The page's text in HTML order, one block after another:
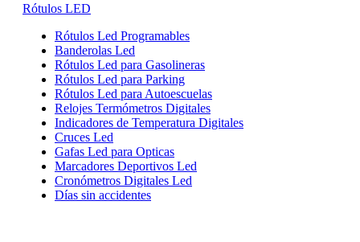
Rótulos LED
Rótulos Led Programables
Banderolas Led
Rótulos Led para Gasolineras
Rótulos Led para Parking
Rótulos Led para Autoescuelas
Relojes Termómetros Digitales
Indicadores de Temperatura Digitales
Cruces Led
Gafas Led para Opticas
Marcadores Deportivos Led
Cronómetros Digitales Led
Días sin accidentes